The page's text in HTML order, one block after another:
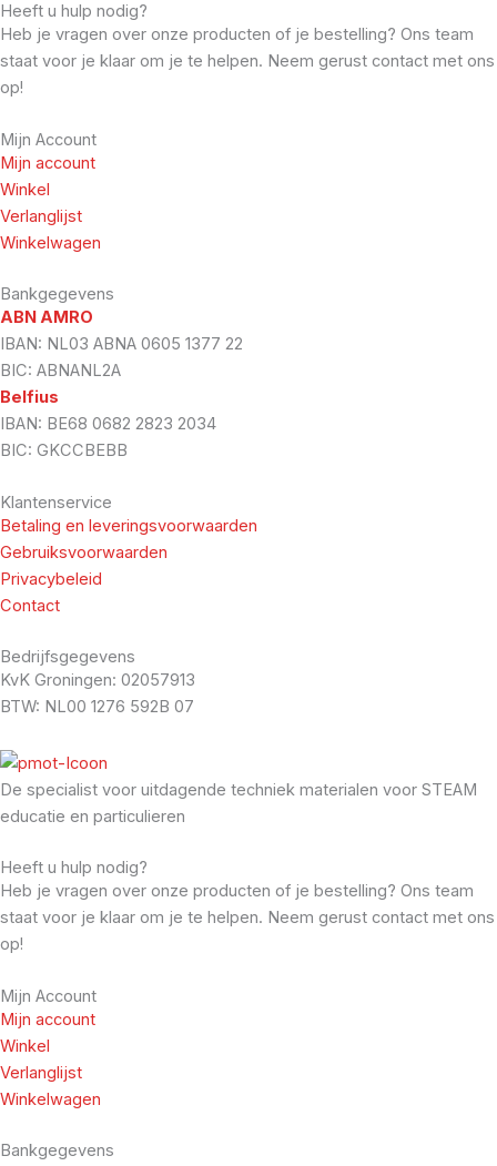
Heeft u hulp nodig?
Heb je vragen over onze producten of je bestelling? Ons team
staat voor je klaar om je te helpen. Neem gerust contact met ons
op!
Mijn Account
Mijn account
Winkel
Verlanglijst
Winkelwagen
Bankgegevens
ABN AMRO
IBAN: NL03 ABNA 0605 1377 22
BIC: ABNANL2A
Belfius
IBAN: BE68 0682 2823 2034
BIC: GKCCBEBB
Klantenservice
Betaling en leveringsvoorwaarden
Gebruiksvoorwaarden
Privacybeleid
Contact
Bedrijfsgegevens
KvK Groningen: 02057913
BTW: NL00 1276 592B 07
De specialist voor uitdagende techniek materialen voor STEAM
educatie en particulieren
Heeft u hulp nodig?
Heb je vragen over onze producten of je bestelling? Ons team
staat voor je klaar om je te helpen. Neem gerust contact met ons
op!
Mijn Account
Mijn account
Winkel
Verlanglijst
Winkelwagen
Bankgegevens